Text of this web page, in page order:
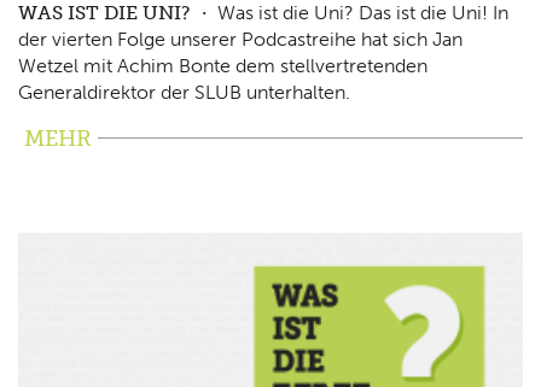
WAS IST DIE UNI?
Was ist die Uni? Das ist die Uni! In
der vierten Folge unserer Podcastreihe hat sich Jan
Wetzel mit Achim Bonte dem stellvertretenden
Generaldirektor der SLUB unterhalten.
MEHR